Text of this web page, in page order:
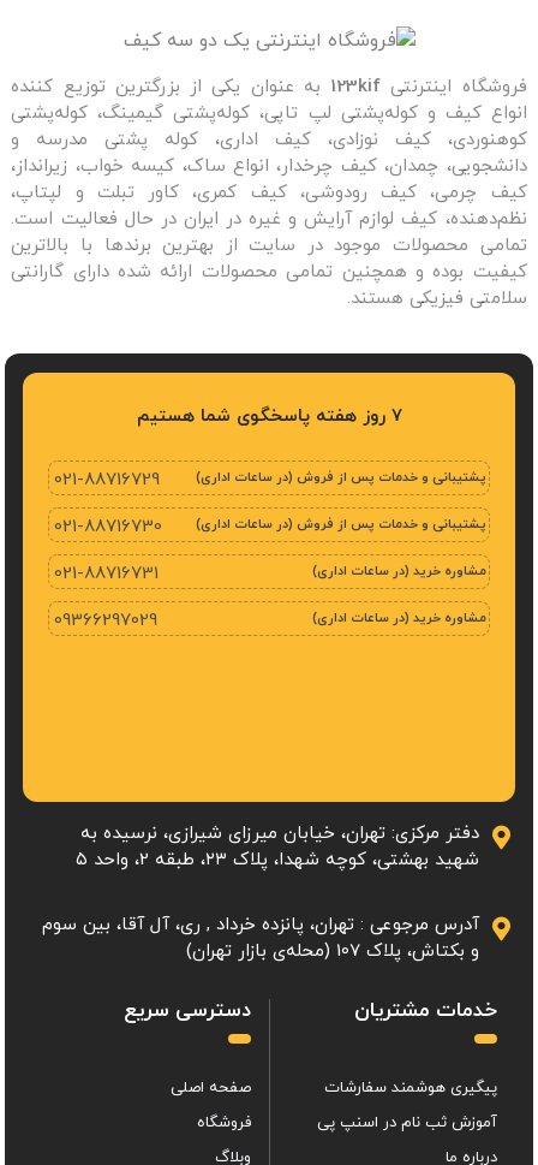
فروشگاه اینترنتی 123kif به عنوان یکی از بزرگترین توزیع کننده
انواع کیف و کوله‌پشتی لپ تاپی، کوله‌پشتی گیمینگ، کوله‌پشتی
کوهنوردی، کیف نوزادی، کیف اداری، کوله پشتی مدرسه و
دانشجویی، چمدان، کیف چرخدار، انواع ساک، کیسه خواب، زیرانداز،
کیف چرمی، کیف رودوشی، کیف کمری، کاور تبلت و لپتاپ،
نظم‌دهنده، کیف لوازم آرایش و غیره در ایران در حال فعالیت است.
تمامی محصولات موجود در سایت از بهترین برندها با بالاترین
کیفیت بوده و همچنین تمامی محصولات ارائه شده دارای گارانتی
سلامتی فیزیکی هستند.
7 روز هفته پاسخگوی شما هستیم
پشتیبانی و خدمات پس از فروش (در ساعات اداری) 021-88716729
پشتیبانی و خدمات پس از فروش (در ساعات اداری) 021-88716730
مشاوره خرید (در ساعات اداری) 021-88716731
مشاوره خرید (در ساعات اداری) 09366297029
دفتر مرکزی: تهران، خیابان میرزای شیرازی، نرسیده به
شهید بهشتی، کوچه شهدا، پلاک ۲۳، طبقه 2، واحد ۵
آدرس مرجوعی : تهران، پانزده خرداد , ری، آل آقا، بین سوم
و بکتاش، پلاک 107 (محله‌ی بازار تهران)
خدمات مشتریان
پیگیری هوشمند سفارشات
آموزش ثب نام در اسنپ پی
درباره ما
دسترسی سریع
صفحه اصلی
فروشگاه
وبلاگ